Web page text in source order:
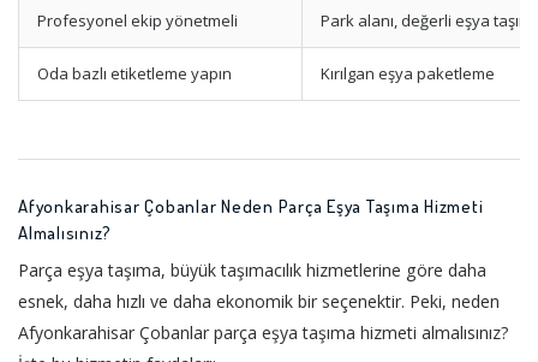
Profesyonel ekip yönetmeli Park alanı, değerli eşya
Oda bazlı etiketleme yapın Kırılgan eşya paketleme
Afyonkarahisar Çobanlar Neden Parça Eşya Taşıma Hizmeti
Almalısınız?
Parça eşya taşıma, büyük taşımacılık hizmetlerine göre daha
esnek, daha hızlı ve daha ekonomik bir seçenektir. Peki, neden
Afyonkarahisar Çobanlar parça eşya taşıma hizmeti almalısınız?